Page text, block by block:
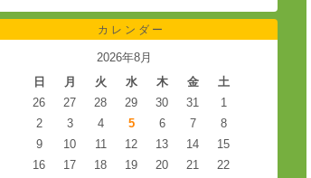
カレンダー
2026年8月
日
月 火 水 木 金
土
26
27 28 29 30 31
1
2
3 4 5 6 7
8
9
10 11 12 13 14
15
16
17 18 19 20 21
22